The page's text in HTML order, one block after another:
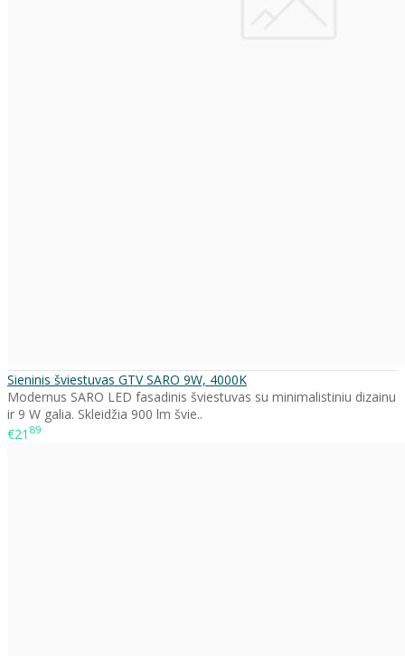
Sieninis šviestuvas GTV SARO 9W, 4000K
Modernus SARO LED fasadinis šviestuvas su minimalistiniu dizainu
ir 9 W galia. Skleidžia 900 lm švie..
€21 89